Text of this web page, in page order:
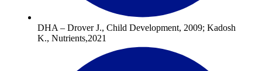
DHA – Drover J., Child Development, 2009; Kadosh
K., Nutrients,2021